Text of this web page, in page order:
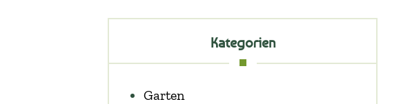
Kategorien
Garten